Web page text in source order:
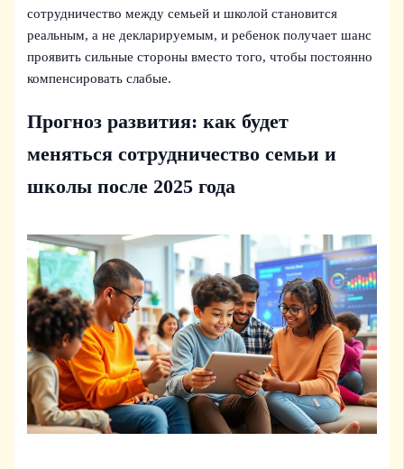
сотрудничество между семьей и школой становится
реальным, а не декларируемым, и ребенок получает шанс
проявить сильные стороны вместо того, чтобы постоянно
компенсировать слабые.
Прогноз развития: как будет
меняться сотрудничество семьи и
школы после 2025 года